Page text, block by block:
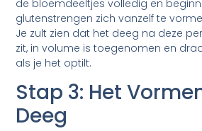
de bloemdeeltjes volledig en
glutenstrengen zich vanzelf te
Je zult zien dat het deeg na deze
zit, in volume is toegenomen en
als je het optilt.
Stap 3: Het
Deeg